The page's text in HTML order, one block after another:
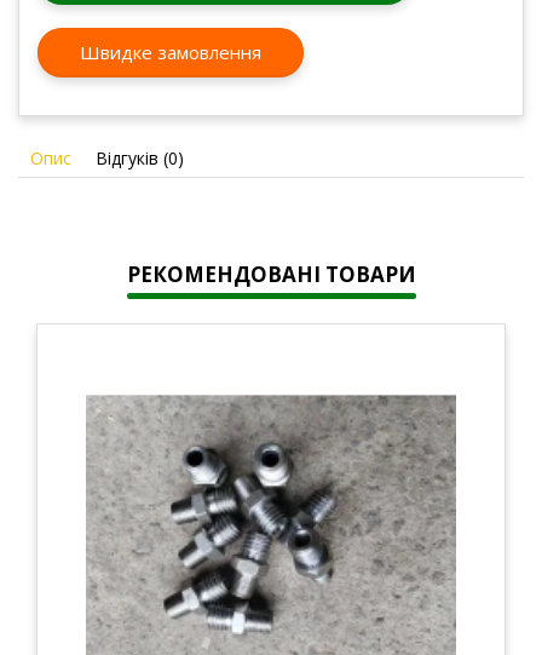
Швидке замовлення
Опис Відгуків (0)
РЕКОМЕНДОВАНІ ТОВАРИ